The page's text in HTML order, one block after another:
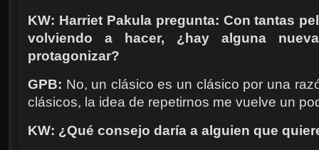
KW: Harriet Pakula pregunta: Con tantas
volviendo a hacer, ¿hay alguna
protagonizar?
GPB: No, un clásico es un clásico por una
clásicos, la idea de repetirnos me vuelve un
KW: ¿Qué consejo daría a alguien que